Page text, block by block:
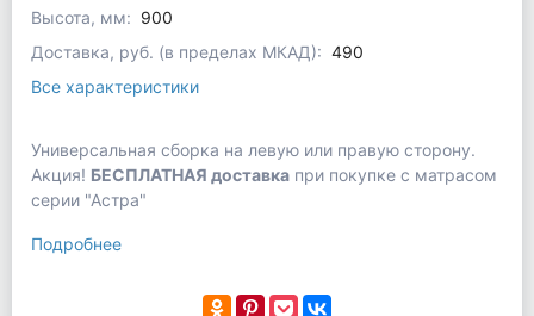
Высота, мм: 900
Доставка, руб. (в пределах МКАД): 490
Все характеристики
Универсальная сборка на левую или правую сторону.
Акция! БЕСПЛАТНАЯ доставка при покупке с матрасом
серии "Астра"
Подробнее